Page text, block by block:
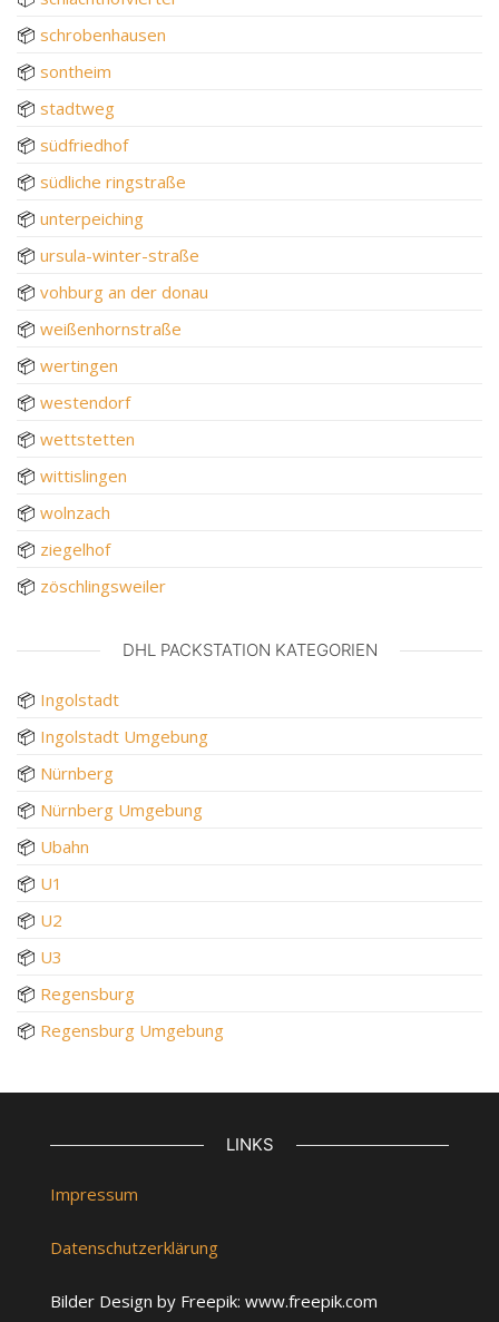
📦 schrobenhausen
📦 sontheim
📦 stadtweg
📦 südfriedhof
📦 südliche ringstraße
📦 unterpeiching
📦 ursula-winter-straße
📦 vohburg an der donau
📦 weißenhornstraße
📦 wertingen
📦 westendorf
📦 wettstetten
📦 wittislingen
📦 wolnzach
📦 ziegelhof
📦 zöschlingsweiler
DHL PACKSTATION KATEGORIEN
📦 Ingolstadt
📦 Ingolstadt Umgebung
📦 Nürnberg
📦 Nürnberg Umgebung
📦 Ubahn
📦 U1
📦 U2
📦 U3
📦 Regensburg
📦 Regensburg Umgebung
LINKS
Impressum
Datenschutzerklärung
Bilder Design by Freepik: www.freepik.com